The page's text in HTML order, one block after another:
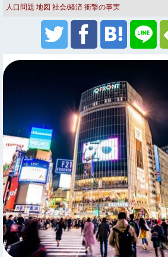
人口問題 地図 社会/経済 衝撃の事実